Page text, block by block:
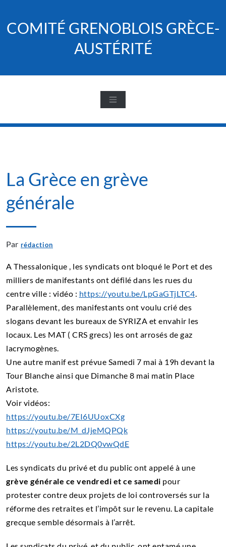
content
COMITÉ GRENOBLOIS GRÈCE-
AUSTÉRITÉ
La Grèce en grève
générale
Par rédaction
A Thessalonique , les syndicats ont bloqué le Port et des
milliers de manifestants ont défilé dans les rues du
centre ville : vidéo : https://youtu.be/LpGaGTjLTC4.
Parallèlement, des manifestants ont voulu crié des
slogans devant les bureaux de SYRIZA et envahir les
locaux. Les MAT ( CRS grecs) les ont arrosés de gaz
lacrymogènes.
Une autre manif est prévue Samedi 7 mai à 19h devant la
Tour Blanche ainsi que Dimanche 8 mai matin Place
Aristote.
Voir vidéos:
https://youtu.be/7EI6UUoxCXg
https://youtu.be/M_dJjeMQPQk
https://youtu.be/2L2DQ0vwQdE
Les syndicats du privé et du public ont appelé à une
grève générale ce vendredi et ce samedi pour
protester contre deux projets de loi controversés sur la
réforme des retraites et l’impôt sur le revenu. La capitale
grecque semble désormais à l’arrêt.